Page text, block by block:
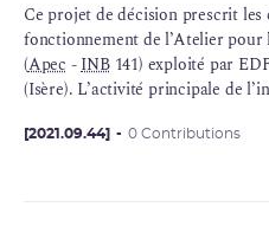
Ce projet de décision prescrit
fonctionnement de l’Atelier pour
(Apec -INB141) exploité par
(Isère). L’activité principale de
[2021.09.44] 0 Contributions